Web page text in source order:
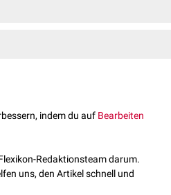
insgesamt sechs
Ovarien
(Triebtäter
indem du auf Bearbeiten
Redaktionsteam darum.
uns, den Artikel schnell und